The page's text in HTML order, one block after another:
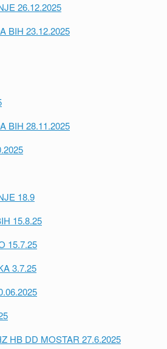
26.12.2025
BIH 23.12.2025
BIH 28.11.2025
18.9
15.8.25
15.7.25
3.7.25
HB DD MOSTAR 27.6.2025